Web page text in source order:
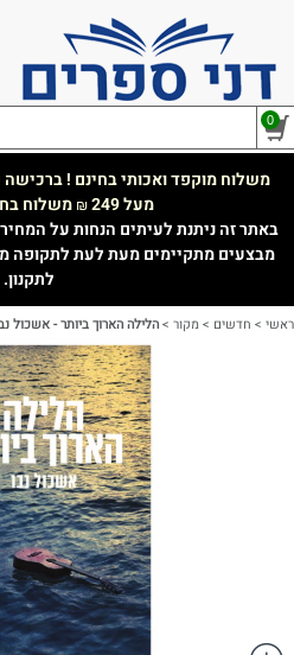
0
משלוח מוקפד ואכותי בחינם ! ברכישה
מעל 249
₪משלוח
באתר זה ניתנת לעיתים הנחות על
מבצעים מתקיימים מעת לעת לתקופה
לתקנון.
ראשי > חדשים >מקור >הלילה הארוך ביותר - אשכול